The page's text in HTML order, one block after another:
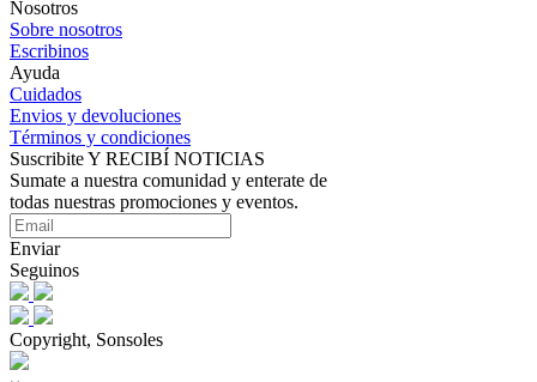
Nosotros
Sobre nosotros
Escribinos
Ayuda
Cuidados
Envios y devoluciones
Términos y condiciones
Suscribite Y RECIBÍ NOTICIAS
Sumate a nuestra comunidad y enterate de
todas nuestras promociones y eventos.
Enviar
Seguinos
Copyright, Sonsoles